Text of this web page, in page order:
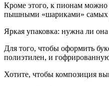
Кроме этого, к пионам можно
пышными «шариками» самых
Яркая упаковка: нужна ли
Для того, чтобы оформить
полиэтилен, и
Хотите, чтобы композиция